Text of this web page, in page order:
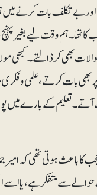
تکلف بات کرنے میں ہم
کا تھا۔ ہم وقت لیے بغیر
بھی کرڈالتے۔
بھی بات کرتے، علمی و
تعلیم کے بارے میں
کا باعث ہوتی تھی کہ
سے متفکر ہے، یا اسے